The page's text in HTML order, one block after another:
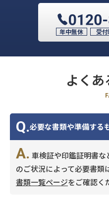
年中無休 受付
よく
Q.必要な書類や準備する
A. 車検証や印鑑証明書
のご状況によって必要書類
書類一覧ページをご確認く